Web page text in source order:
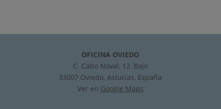
OFICINA OVIEDO
C. Cabo Noval, 12, Bajo
33007 Oviedo, Asturias, España
Ver en Google Maps